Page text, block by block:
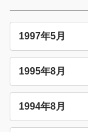
1997年5月
1995年8月
1994年8月